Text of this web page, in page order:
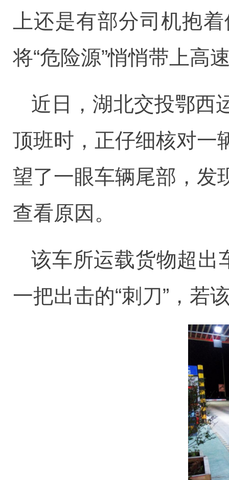
上还是有部分司机抱
将“危险源”悄悄带上高
近日，湖北交投鄂西
顶班时，正仔细核对一
望了一眼车辆尾部，发
查看原因。
该车所运载货物超出
一把出击的“刺刀”，若